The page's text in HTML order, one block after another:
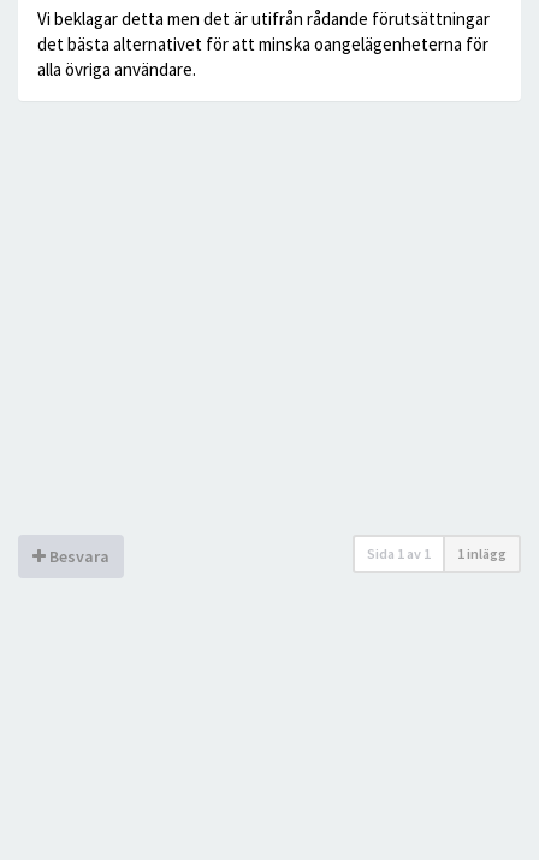
Vi beklagar detta men det är utifrån rådande förutsättningar
det bästa alternativet för att minska oangelägenheterna för
alla övriga användare.
Besvara Sida 1 av 1 1 inlägg